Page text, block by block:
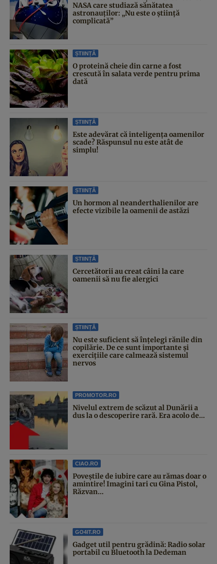
NASA care studiază sănătatea
astronauților: „Nu este o știință
complicată”
ȘTIINȚĂ
O proteină cheie din carne a fost
crescută în salata verde pentru prima
dată
ȘTIINȚĂ
Este adevărat că inteligența oamenilor
scade? Răspunsul nu este atât de
simplu!
ȘTIINȚĂ
Un hormon al neanderthalienilor are
efecte vizibile la oamenii de astăzi
ȘTIINȚĂ
Cercetătorii au creat câini la care
oamenii să nu fie alergici
ȘTIINȚĂ
Nu este suficient să înțelegi rănile din
copilărie. De ce sunt importante și
exercițiile care calmează sistemul
nervos
PROMOTOR.RO
Nivelul extrem de scăzut al Dunării a
dus la o descoperire rară. Era acolo de...
CIAO.RO
Poveştile de iubire care au rămas doar o
amintire! Imagini tari cu Gina Pistol,
Răzvan...
GO4IT.RO
Gadget util pentru grădină: Radio solar
portabil cu Bluetooth la Dedeman